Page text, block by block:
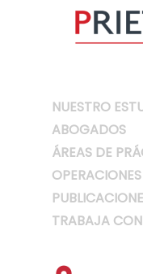
NUESTRO
ABOGADOS
ÁREAS DE
OPERACIONES
TRABAJA